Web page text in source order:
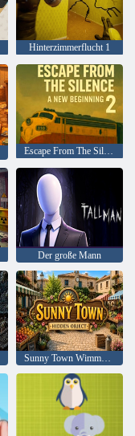
Hinterzimmerflucht 1
Escape From The Silence 2 ein Neuanfang
Der große Mann
Sunny Town Wimmelbild